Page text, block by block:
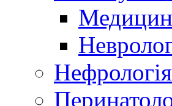
Нефрологія